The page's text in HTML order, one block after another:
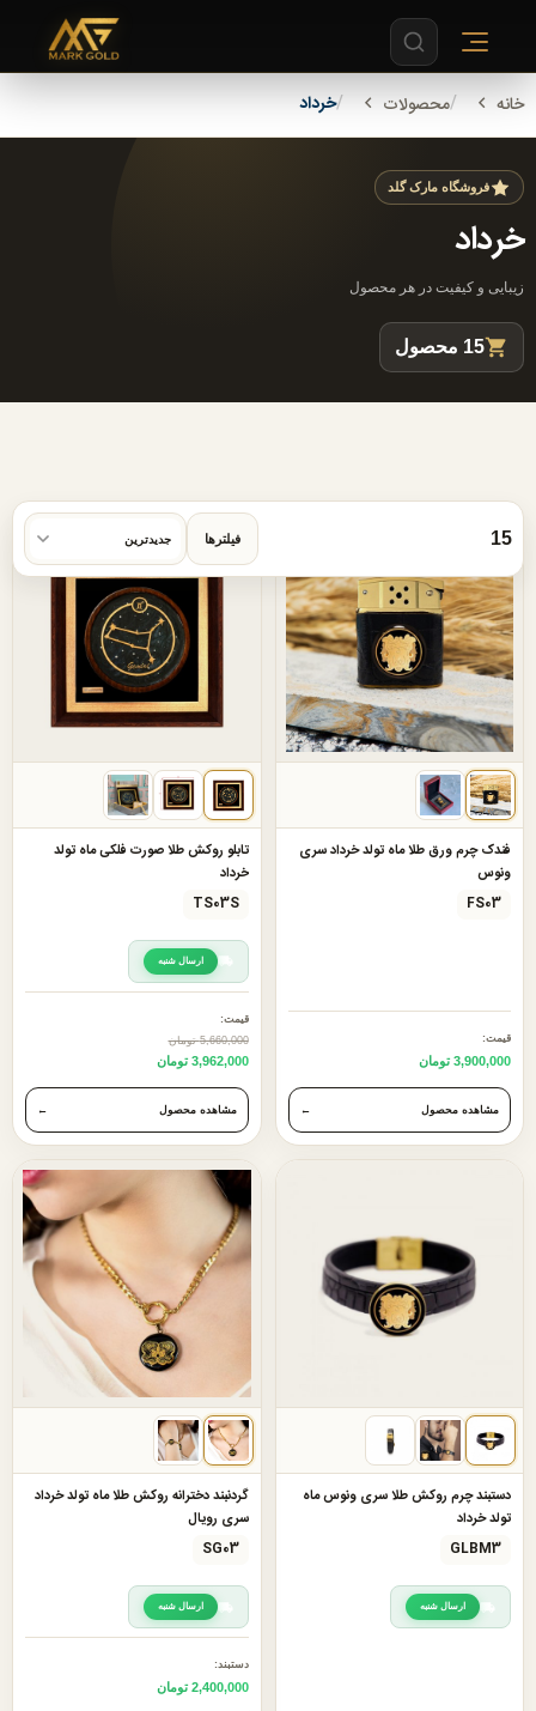
خانه محصولات خرداد
فروشگاه مارک گلد
خرداد
زیبایی و کیفیت در هر محصول
15 محصول
15 فیلترها
فندک چرم ورق طلا ماه تولد خرداد سری
ونوس
FS03
قیمت:
3,900,000 تومان
مشاهده محصول ←
30%
تابلو روکش طلا صورت فلکی ماه تولد
خرداد
TS03S
ارسال شنبه
قیمت:
5,660,000 تومان
3,962,000 تومان
مشاهده محصول ←
دستبند چرم روکش طلا سری ونوس ماه
تولد خرداد
GLBM3
ارسال شنبه
گردنبند دخترانه روکش طلا ماه تولد خرداد
سری رویال
SG03
ارسال شنبه
دستبند:
2,400,000 تومان